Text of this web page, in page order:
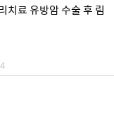
료 유방암 수술 후 림